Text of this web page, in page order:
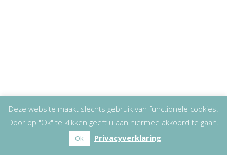
Deze website maakt slechts gebruik van functionele cookies.
Door op "Ok" te klikken geeft u aan hiermee akkoord te gaan.
Ok Privacyverklaring